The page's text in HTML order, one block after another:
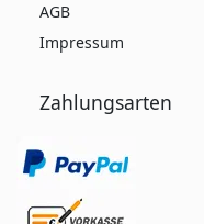
AGB
Impressum
Zahlungsarten